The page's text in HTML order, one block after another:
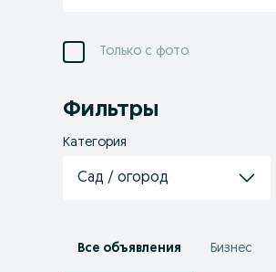
Только с фото
Фильтры
Категория
Сад / огород
Все объявления Бизнес